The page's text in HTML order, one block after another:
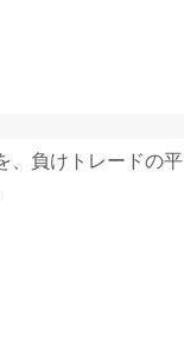
、負けトレードの平